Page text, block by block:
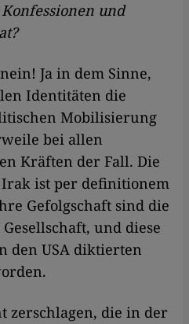
und
Ja in dem Sinne,
Identitäten die
Mobilisierung
bei allen
Kräften der Fall. Die
ist per definitionem
Gefolgschaft sind die
und diese
den USA diktierten
zerschlagen, die in der